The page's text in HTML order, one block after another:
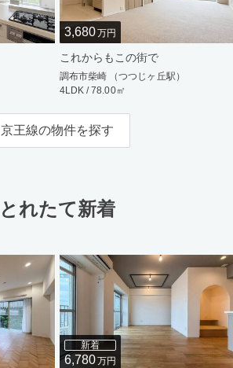
3,680万円
これからもこの街で
調布市柴崎 （つつじヶ丘駅）
4LDK / 78.00㎡
京王線の物件を探す
とれたて新着
新着
6,780万円